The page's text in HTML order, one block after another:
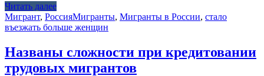
Читать далее
Мигрант, РоссияМигранты, Мигранты в России, стало
въезжать больше женщин
Названы сложности при кредитовании
трудовых мигрантов